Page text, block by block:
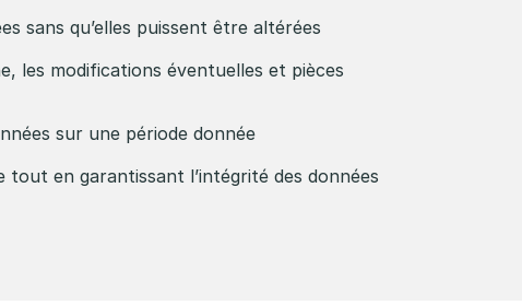
sans qu’elles puissent être altérées
les modifications éventuelles et pièces
sur une période donnée
tout en garantissant l’intégrité des données